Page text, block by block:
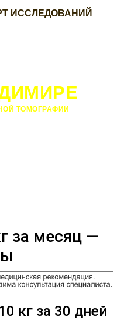
ИССЛЕДОВАНИЙ
ТОМОГРАФИИ
за месяц —
кг за 30 дней